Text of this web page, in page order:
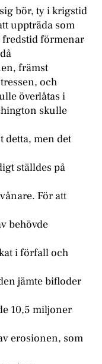
bör, ty i krigstid
uppträda som
förmenar
främst
och
överlåtas i
skulle
detta, men det
ställdes på
För att
behövde
i förfall och
jämte bifloder
10,5 miljoner
erosionen, som